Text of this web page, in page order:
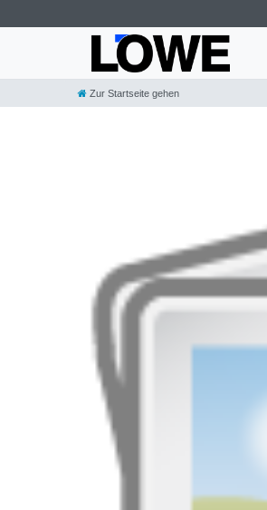
Zur Startseite gehen